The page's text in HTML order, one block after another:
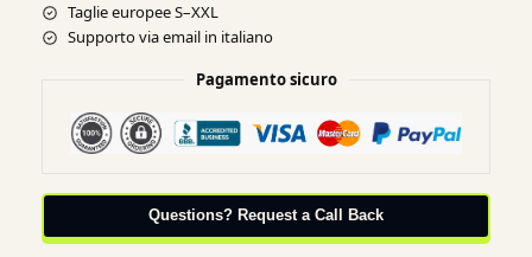
Taglie europee S–XXL
Supporto via email in italiano
Pagamento sicuro
Questions? Request a Call Back